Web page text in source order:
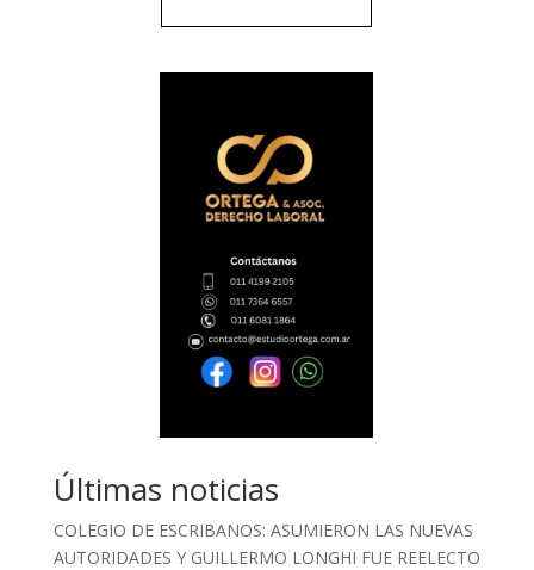
Últimas noticias
COLEGIO DE ESCRIBANOS: ASUMIERON LAS NUEVAS
AUTORIDADES Y GUILLERMO LONGHI FUE REELECTO